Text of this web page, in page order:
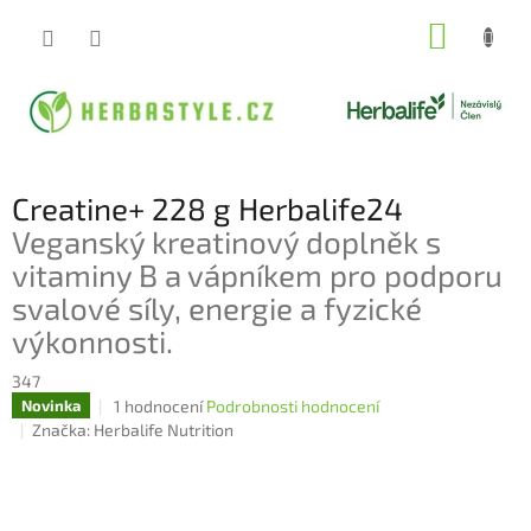
Creatine+ 228 g Herbalife24
Veganský kreatinový doplněk s
vitaminy B a vápníkem pro podporu
svalové síly, energie a fyzické
výkonnosti.
347
Novinka
Průměrné
hodnocení
1 hodnocení Podrobnosti hodnocení
Značka: Herbalife Nutrition